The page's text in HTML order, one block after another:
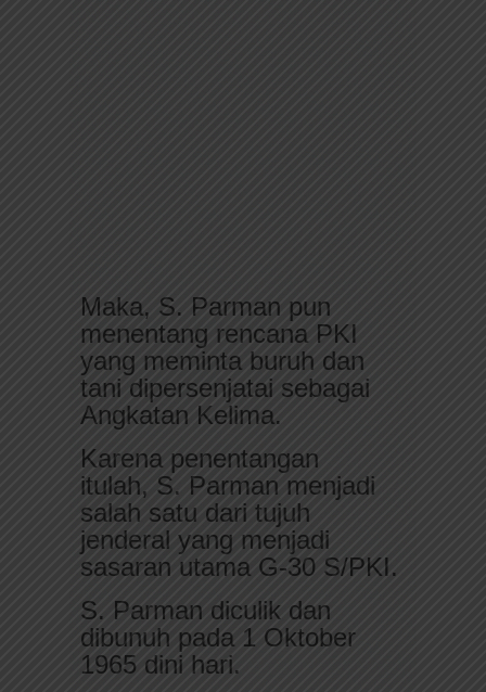
Maka, S. Parman pun
menentang rencana PKI
yang meminta buruh dan
tani dipersenjatai sebagai
Angkatan Kelima.
Karena penentangan
itulah, S. Parman menjadi
salah satu dari tujuh
jenderal yang menjadi
sasaran utama G-30 S/PKI.
S. Parman diculik dan
dibunuh pada 1 Oktober
1965 dini hari.